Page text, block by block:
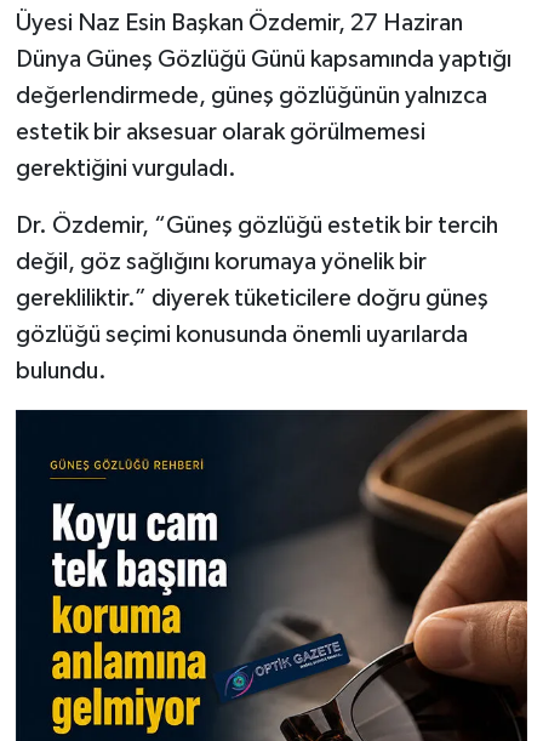
Üyesi Naz Esin Başkan Özdemir, 27 Haziran
Dünya Güneş Gözlüğü Günü kapsamında yaptığı
değerlendirmede, güneş gözlüğünün yalnızca
estetik bir aksesuar olarak görülmemesi
gerektiğini vurguladı.
Dr. Özdemir, “Güneş gözlüğü estetik bir tercih
değil, göz sağlığını korumaya yönelik bir
gerekliliktir.” diyerek tüketicilere doğru güneş
gözlüğü seçimi konusunda önemli uyarılarda
bulundu.